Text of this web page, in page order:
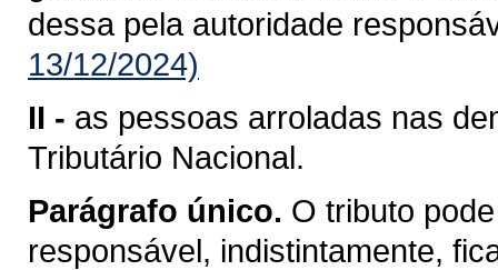
dessa pela autoridade
13/12/2024)
II - as pessoas arroladas nas
Tributário Nacional.
Parágrafo único. O tributo
responsável, indistintamente,